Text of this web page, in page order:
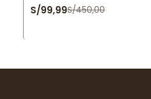
S/99,99S/450,00